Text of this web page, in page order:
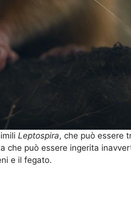
Leptospira, che può essere
che può essere ingerita
e il fegato.